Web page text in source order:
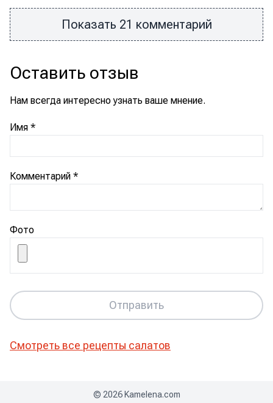
Показать 21 комментарий
Оставить отзыв
Нам всегда интересно узнать ваше мнение.
Имя *
Комментарий *
Фото
Отправить
Смотреть все рецепты салатов
© 2026 Kamelena.com